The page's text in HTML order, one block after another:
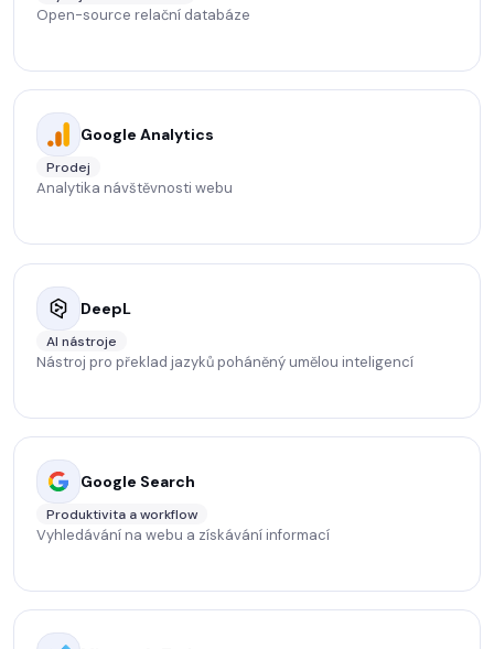
Open-source relační databáze
Google Analytics
Prodej
Analytika návštěvnosti webu
DeepL
AI nástroje
Nástroj pro překlad jazyků poháněný umělou inteligencí
Google Search
Produktivita a workflow
Vyhledávání na webu a získávání informací